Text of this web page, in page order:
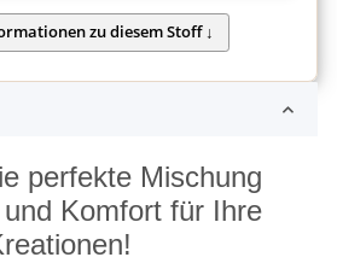
perfekte Mischung
Komfort für Ihre